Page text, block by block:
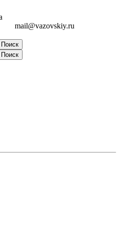
mail@vazovskiy.ru
Поиск
Поиск